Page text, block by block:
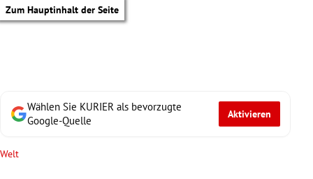
Zum Hauptinhalt der Seite
Wählen Sie KURIER als bevorzugte
Google-Quelle
Aktivieren
Welt